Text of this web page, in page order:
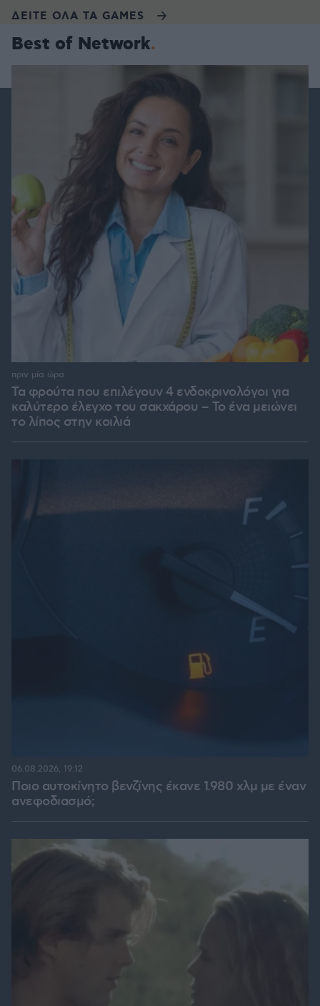
ΔΕΙΤΕ ΟΛΑ ΤΑ GAMES
Best of Network
Τα φρούτα που επιλέγουν 4 ενδοκρινολόγοι για
καλύτερο έλεγχο του σακχάρου – Το ένα μειώνει
το λίπος στην κοιλιά
πριν μία ώρα
Ποιο αυτοκίνητο βενζίνης έκανε 1.980 χλμ με έναν
ανεφοδιασμό;
06.08.2026, 19:12